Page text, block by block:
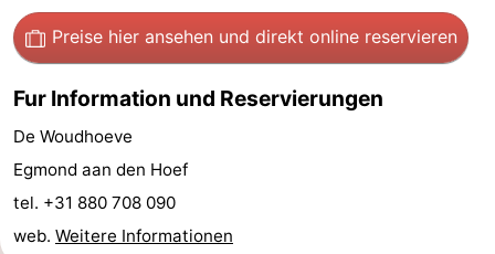
-
Natur
Schoorlse
Duinen
-
Bergen
aan
Zee
-
Bergen
-
Alkmaar
-
Preise hier ansehen und direkt online reservieren
Fur Information und Reservierungen
De Woudhoeve
Egmond aan den Hoef
tel. +31 880 708 090
web. Weitere Informationen